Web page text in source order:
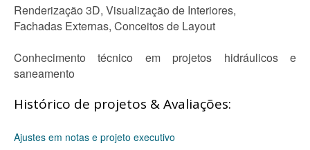
Renderização 3D, Visualização de Interiores,
Fachadas Externas, Conceitos de Layout
Conhecimento técnico em projetos hidráulicos e
saneamento
Histórico de projetos & Avaliações:
Ajustes em notas e projeto executivo